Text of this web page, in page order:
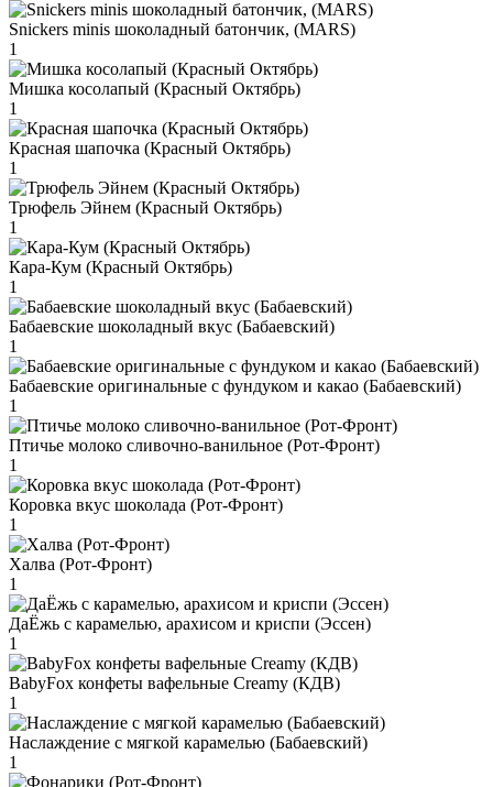
Snickers minis шоколадный батончик, (MARS)
1
Мишка косолапый (Красный Октябрь)
1
Красная шапочка (Красный Октябрь)
1
Трюфель Эйнем (Красный Октябрь)
1
Кара-Кум (Красный Октябрь)
1
Бабаевские шоколадный вкус (Бабаевский)
1
Бабаевские оригинальные с фундуком и какао (Бабаевский)
1
Птичье молоко сливочно-ванильное (Рот-Фронт)
1
Коровка вкус шоколада (Рот-Фронт)
1
Халва (Рот-Фронт)
1
ДаЁжь с карамелью, арахисом и криспи (Эссен)
1
BabyFox конфеты вафельные Creamy (КДВ)
1
Наслаждение с мягкой карамелью (Бабаевский)
1